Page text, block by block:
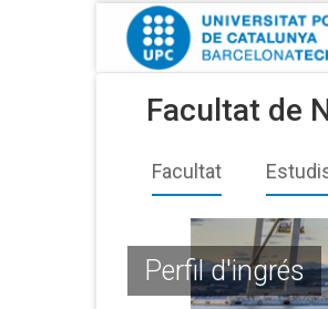
Facultat de
Facultat
Perfil d'ingrés